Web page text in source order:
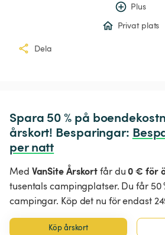
Plus
Privat plats
Dela
Spara 50 % på
årskort! Besparingar:
per natt
Med VanSite Årskortfår du0 € för
tusentals campingplatser. Du får 50
campingar. Köp det nu för endast
Köp årskort